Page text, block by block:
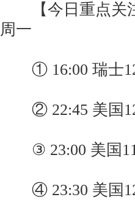
【今日重点关注
周一
① 16:00 瑞士12
② 22:45 美国12
③ 23:00 美国11
④ 23:30 美国12